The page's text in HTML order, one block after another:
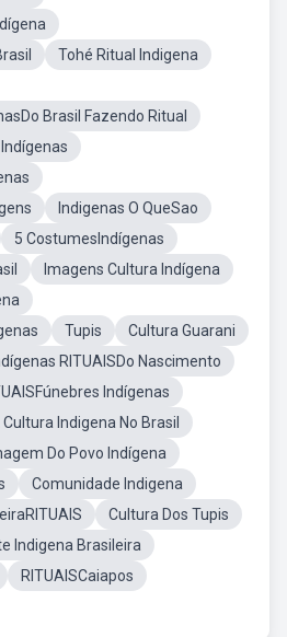
Tohé Ritual Indigena
Brasil Fazendo Ritual
Indigenas O QueSao
5 CostumesIndígenas
Imagens Cultura Indígena
Tupis
Cultura Guarani
RITUAISDo Nascimento
Indígenas
Cultura Indigena No Brasil
Do Povo Indígena
Comunidade Indigena
Cultura Dos Tupis
Indigena Brasileira
RITUAISCaiapos